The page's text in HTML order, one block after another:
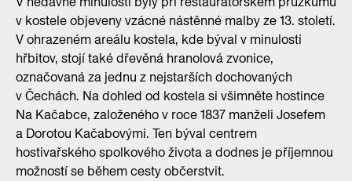
v kostele objeveny vzácné nástěnné malby ze 13. století.
V ohrazeném areálu kostela, kde býval v minulosti
hřbitov, stojí také dřevěná hranolová zvonice,
označovaná za jednu z nejstarších dochovaných
v Čechách. Na dohled od kostela si všimněte hostince
Na Kačabce, založeného v roce 1837 manželi Josefem
a Dorotou Kačabovými. Ten býval centrem
hostivařského spolkového života a dodnes je příjemnou
možností se během cesty občerstvit.